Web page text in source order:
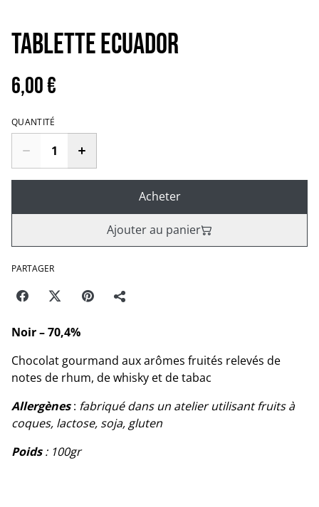
Tablette Ecuador
6,00 €
QUANTITÉ
Acheter
Ajouter au panier
PARTAGER
Noir – 70,4%
Chocolat gourmand aux arômes fruités relevés de
notes de rhum, de whisky et de tabac
Allergènes: fabriqué dans un atelier utilisant fruits à
coques, lactose, soja, gluten
Poids: 100gr